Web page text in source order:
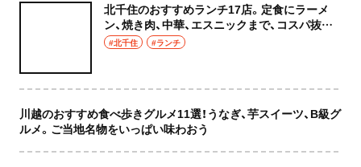
北千住のおすすめランチ17店。定食にラーメ
ン、焼き肉、中華、エスニックまで、コスパ抜群
な店もおしゃれな店も網羅してご紹介！
#北千住 #ランチ
川越のおすすめ食べ歩きグルメ11選！うなぎ、芋スイーツ、B級グ
ルメ。ご当地名物をいっぱい味わおう